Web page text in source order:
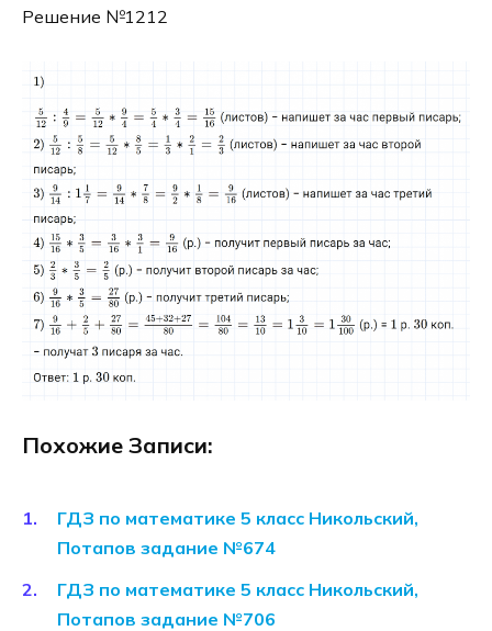
Решение №1212
Похожие Записи:
ГДЗ по математике 5 класс Никольский,
Потапов задание №674
ГДЗ по математике 5 класс Никольский,
Потапов задание №706